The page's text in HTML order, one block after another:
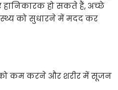
हानिकारक हो सकते हैं, अच्छे
को सुधारने में मदद कर
को कम करने और शरीर में सूजन